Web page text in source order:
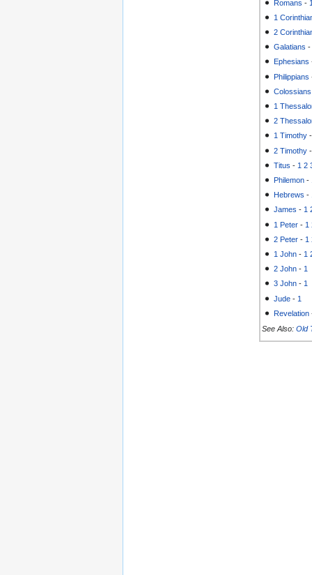
Romans -
1
2
Galatians
Ephesians
Philippians
Colossians
1
2
1 Timothy
2 Timothy
Titus - 1 2
Philemon -
Hebrews -
James - 1
1 Peter - 1
2 Peter - 1
1 John - 1
2 John - 1
3 John -1
Jude - 1
Revelation
See Also: Old